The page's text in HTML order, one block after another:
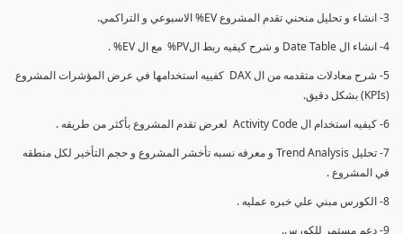
3- انشاء و تحليل منحني تقدم المشروع EV% الاسبوعي و التراكمي.
4- انشاء ال Date Table و شرح كيفيه ربط الPV% مع ال EV% .
5- شرح معادلات متقدمه من ال DAX كفييه استخدامها في عرض المؤشرات المشروع
(KPIs) بشكل دقيق.
6- كيفيه استخدام ال Activity Code لعرض تقدم المشروع بأكثر من طريقه .
7- تحليل Trend Analysis و معرفه نسبه تأخشر المشروع و حجم التأخير لكل منطقه
في المشروع .
8- الكورس مبني علي خبره عمليه .
9- دعم مستمر للكورس.